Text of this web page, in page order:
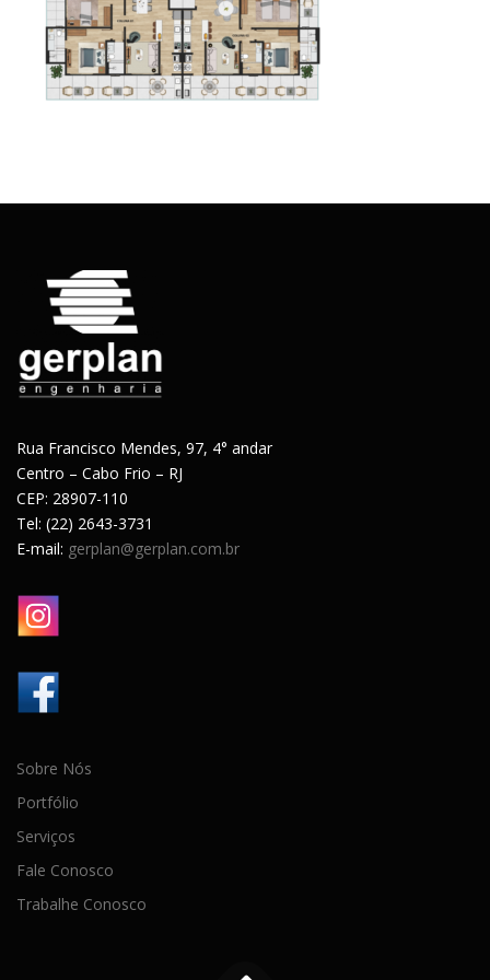
Rua Francisco Mendes, 97, 4° andar
Centro – Cabo Frio – RJ
CEP: 28907-110
Tel: (22) 2643-3731
E-mail: gerplan@gerplan.com.br
Sobre Nós
Portfólio
Serviços
Fale Conosco
Trabalhe Conosco